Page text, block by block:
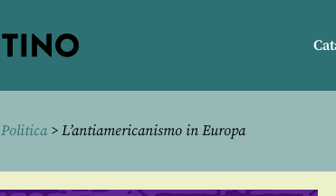
Politica> L’antiamericanismo in Europa